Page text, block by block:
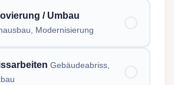
/ Umbau
Modernisierung
Gebäudeabriss,